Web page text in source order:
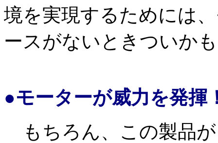
境を実現するためには
ースがないときついか
●モーターが威力を発揮
もちろん、この製品